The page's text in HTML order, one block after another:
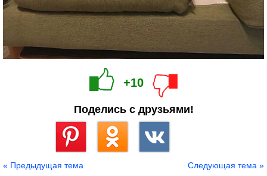
+10
Поделись с друзьями!
« Предыдущая тема Следующая тема »